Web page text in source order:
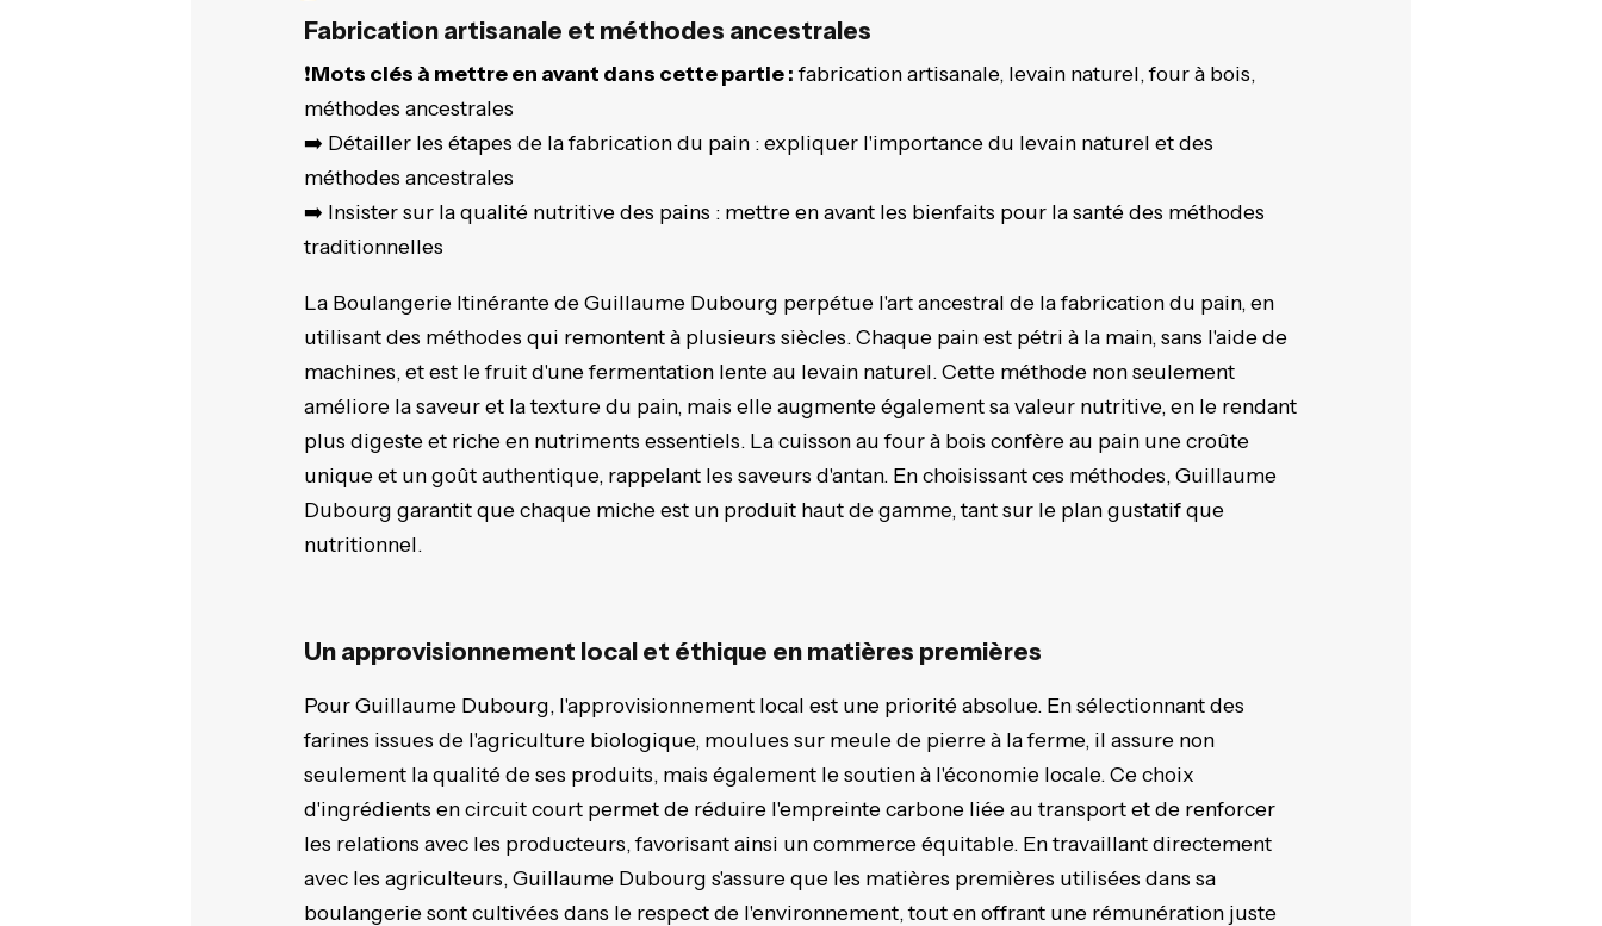
Fabrication artisanale et méthodes ancestrales
❗Mots clés à mettre en avant dans cette partie :fabrication artisanale, levain naturel, four à bois,
méthodes ancestrales
➡️ Détailler les étapes de la fabrication du pain : expliquer l'importance du levain naturel et des
méthodes ancestrales
➡️ Insister sur la qualité nutritive des pains : mettre en avant les bienfaits pour la santé des méthodes
traditionnelles
La Boulangerie Itinérante de Guillaume Dubourg perpétue l'art ancestral de la fabrication du pain, en
utilisant des méthodes qui remontent à plusieurs siècles. Chaque pain est pétri à la main, sans l'aide de
machines, et est le fruit d'une fermentation lente au levain naturel. Cette méthode non seulement
améliore la saveur et la texture du pain, mais elle augmente également sa valeur nutritive, en le rendant
plus digeste et riche en nutriments essentiels. La cuisson au four à bois confère au pain une croûte
unique et un goût authentique, rappelant les saveurs d'antan. En choisissant ces méthodes, Guillaume
Dubourg garantit que chaque miche est un produit haut de gamme, tant sur le plan gustatif que
nutritionnel.
Un approvisionnement local et éthique en matières premières
Pour Guillaume Dubourg, l'approvisionnement local est une priorité absolue. En sélectionnant des
farines issues de l'agriculture biologique, moulues sur meule de pierre à la ferme, il assure non
seulement la qualité de ses produits, mais également le soutien à l'économie locale. Ce choix
d'ingrédients en circuit court permet de réduire l'empreinte carbone liée au transport et de renforcer
les relations avec les producteurs, favorisant ainsi un commerce équitable. En travaillant directement
avec les agriculteurs, Guillaume Dubourg s'assure que les matières premières utilisées dans sa
boulangerie sont cultivées dans le respect de l'environnement, tout en offrant une rémunération juste